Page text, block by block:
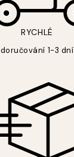
RYCHLÉ
doručování 1-3 dní